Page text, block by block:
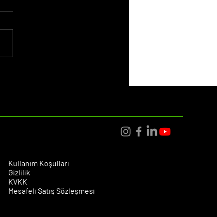
Kullanım Koşulları
Gizlilik
KVKK
Mesafeli Satış Sözleşmesi